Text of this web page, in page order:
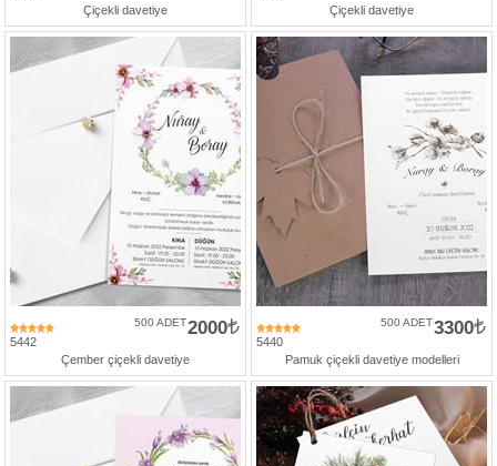
Çiçekli davetiye Çiçekli davetiye
5442
2000
500 ADET
Çember çiçekli davetiye
5440
3300
500 ADET
Pamuk çiçekli davetiye modelleri